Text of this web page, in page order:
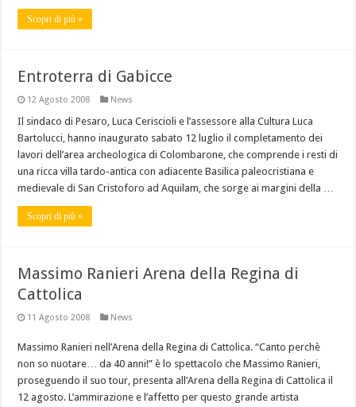
Scopri di più »
Entroterra di Gabicce
12 Agosto 2008 News
Il sindaco di Pesaro, Luca Ceriscioli e l’assessore alla Cultura Luca
Bartolucci, hanno inaugurato sabato 12 luglio il completamento dei
lavori dell’area archeologica di Colombarone, che comprende i resti di
una ricca villa tardo-antica con adiacente Basilica paleocristiana e
medievale di San Cristoforo ad Aquilam, che sorge ai margini della …
Scopri di più »
Massimo Ranieri Arena della Regina di
Cattolica
11 Agosto 2008 News
Massimo Ranieri nell’Arena della Regina di Cattolica. “Canto perchè
non so nuotare… da 40 anni!” è lo spettacolo che Massimo Ranieri,
proseguendo il suo tour, presenta all’Arena della Regina di Cattolica il
12 agosto. L’ammirazione e l’affetto per questo grande artista